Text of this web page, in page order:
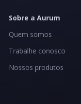
Sobre a Aurum
Quem somos
Trabalhe conosco
Nossos produtos